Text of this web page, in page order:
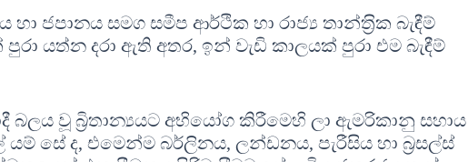
ජපානය සමග සමීප ආර්ථික හා රාජ්‍ය තාන්ත‍්‍රික බැඳීම්
යත්න දරා ඇති අතර, ඉන් වැඩි කාලයක් පුරා එම බැඳීම්
බලය වූ බ්‍රිතාන්‍යයට අභියෝග කිරීමෙහි ලා ඇමරිකානු සහාය
යම් සේ ද, එමෙන්ම බර්ලිනය, ලන්ඩනය, පැරීසිය හා බ‍්‍රසල්ස්